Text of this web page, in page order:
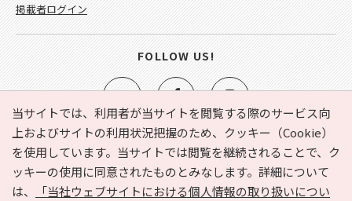
当サイトでは、利用者が当サイトを閲覧する際のサービス向
上およびサイトの利用状況把握のため、クッキー（Cookie）
を使用しています。当サイトでは閲覧を継続されることで、ク
ッキーの使用に同意されたものとみなします。詳細について
は、
「当社ウェブサイトにおける個人情報の取り扱いについ
e-NAVITA（イーナビタ）とは？ お気に入り
ヘルプ
利用規約
個人情報の取り扱いについて
運営会社
掲載者ログイン
FOLLOW US!